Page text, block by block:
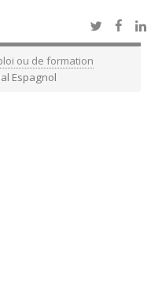
ou de formation
Espagnol